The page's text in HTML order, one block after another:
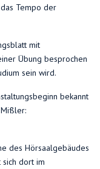
Tempo der
mit
Übung besprochen
sein wird.
bekannt
des Hörsaalgebäudes
sich dort im